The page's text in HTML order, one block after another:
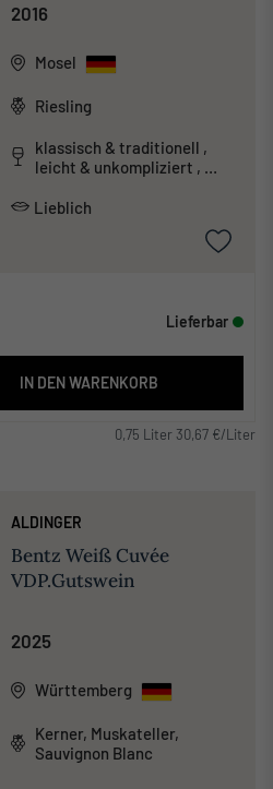
2016
Mosel
Riesling
klassisch & traditionell ,
leicht & unkompliziert ,
Lieblich
Lieferbar
IN DEN WARENKORB
0,75 Liter 30,67 €/Liter
ALDINGER
Bentz Weiß Cuvée
VDP.Gutswein
2025
Württemberg
Kerner, Muskateller,
Sauvignon Blanc